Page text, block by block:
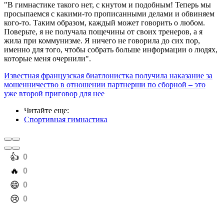
"В гимнастике такого нет, с кнутом и подобным! Теперь мы
просыпаемся с какими-то прописанными делами и обвиняем
кого-то. Таким образом, каждый может говорить о любом.
Поверьте, я не получала пощечины от своих тренеров, а я
жила при коммунизме. Я ничего не говорила до сих пор,
именно для того, чтобы собрать больше информации о людях,
которые меня очернили".
Известная французская биатлонистка получила наказание за
мошенничество в отношении партнерши по сборной – это
уже второй приговор для нее
Читайте еще:
Спортивная гимнастика
️👍 0
️🔥 0
️😄 0
️😢 0